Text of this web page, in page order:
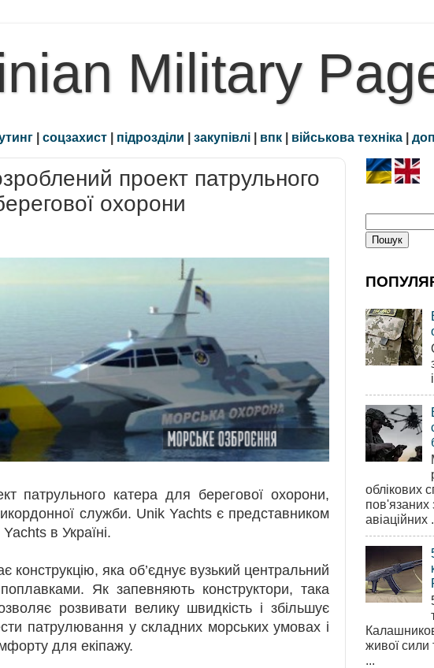
Military
| соцзахист | підрозділи | закупівлі | впк | військова техніка |
проект патрульного
охорони
патрульного катера для берегової охорони,
служби. Unik Yachts є представником
в Україні.
конструкцію, яка об’єднує вузький центральний
Як запевняють конструктори, така
розвивати велику швидкість і збільшує
патрулювання у складних морських умовах і
для екіпажу.
облікових
пов'язаних
авіаційних
живої сили
...